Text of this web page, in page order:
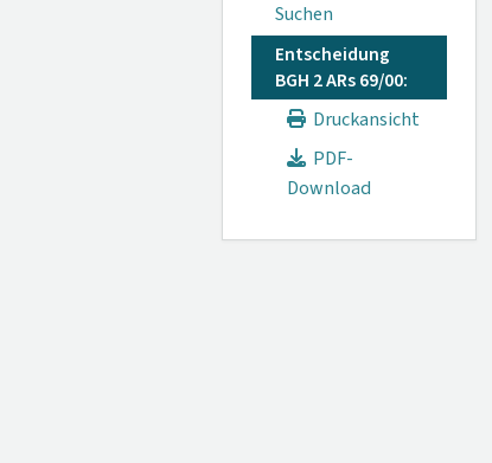
Suchen
Entscheidung
BGH 2 ARs 69/00:
Druckansicht
PDF-
Download